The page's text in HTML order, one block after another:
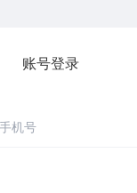
账号登录